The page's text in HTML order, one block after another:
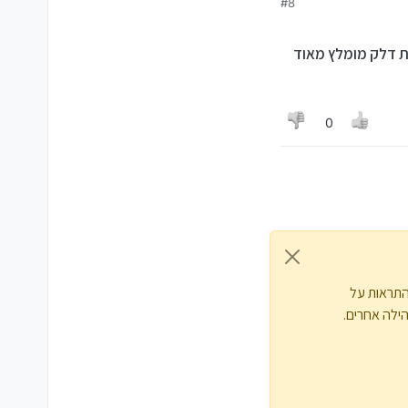
#8
דלק מומלץ מאוד
0
על